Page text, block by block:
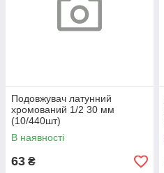
Подовжувач латунний
хромований 1/2 30 мм
(10/440шт)
В наявності
63 ₴